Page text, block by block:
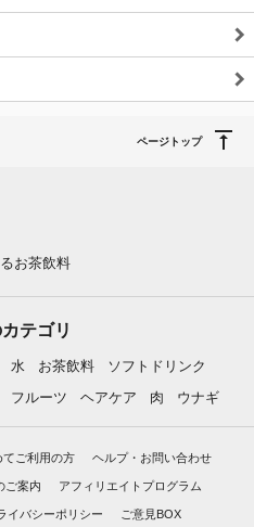
ページトップ
お茶飲料
テゴリ
水 お茶飲料
ソフトドリンク
フルーツ ヘアケア 肉 ウナギ
てご利用の方 ヘルプ・お問い合わせ
ご案内 アフィリエイトプログラム
イバシーポリシー ご意見BOX